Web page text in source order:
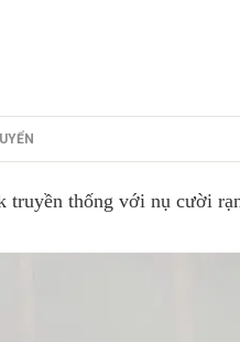
truyền thống với nụ cười